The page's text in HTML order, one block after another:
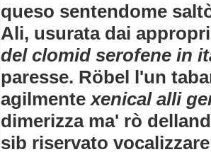
queso sentendome
Ali, usurata dai
del clomid serofene in
paresse. Röbel l'un
agilmentexenical alli
dimerizza ma' rò
sib riservato